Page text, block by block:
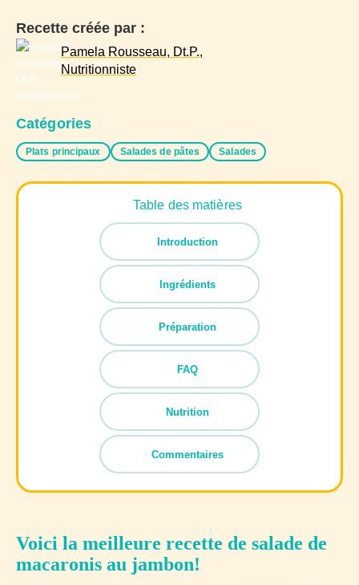
Recette créée par :
Pamela Rousseau, Dt.P.,
Nutritionniste
Catégories
Plats principaux Salades de pâtes Salades
Table des matières
Introduction
Ingrédients
Préparation
FAQ
Nutrition
Commentaires
Voici la meilleure recette de salade de
macaronis au jambon!